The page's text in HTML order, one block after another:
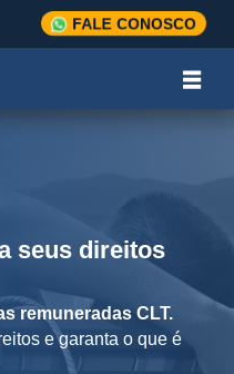
FALE CONOSCO
seus direitos
remuneradas CLT.
e garanta o que é